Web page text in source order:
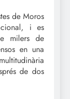
de Moros
i es
milers de
en una
de dos